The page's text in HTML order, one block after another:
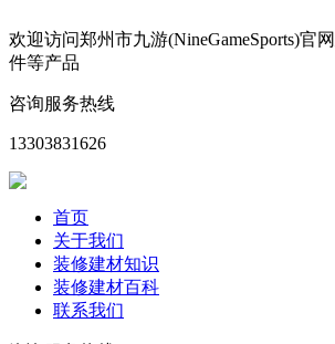
欢迎访问郑州市九游(NineGameSports)
件等产品
咨询服务热线
13303831626
首页
关于我们
装修建材知识
装修建材百科
联系我们